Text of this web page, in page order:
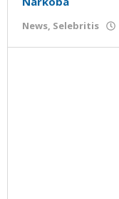
News, Selebritis